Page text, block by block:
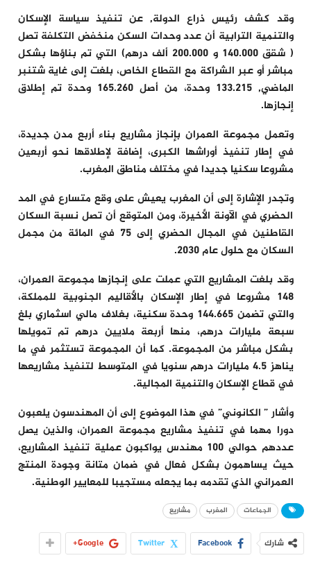
وقد كشف رئيس ذراع الدولة, عن تنفيذ سياسة الإسكان
والتنمية الترابية أن عدد وحدات السكن منخفض التكلفة تصل
( شقق 140.000 و 200.000 ألف درهم) التي تم بناؤها بشكل
مباشر أو عبر الشراكة مع القطاع الخاص، بلغت إلى غاية شتنبر
الماضي, 133.215 وحدة، من أصل 165.260 وحدة تم إطلاق
إنجازها.
وتعمل مجموعة العمران بإنجاز مشاريع بناء أربع مدن جديدة،
في إطار تنفيذ أوراشها الكبرى، إضافة لإطلاقها نحو أربعين
مشروعا سكنيا جديدا في مختلف مناطق المغرب.
وتجدر الإشارة إلى أن المغرب يعيش على وقع متسارع في المد
الحضري في الآونة الأخيرة، ومن المتوقع أن تصل نسبة السكان
القاطنين في المجال الحضري إلى 75 في المائة من مجمل
السكان مع حلول عام 2030.
وقد بلغت المشاريع التي عملت على إنجازها مجموعة العمران،
148 مشروعا في إطار الإسكان بالأقاليم الجنوبية للمملكة،
والتي تضمن 144.665 وحدة سكنية، بغلاف مالي اسثماري بلغ
سبعة مليارات درهم، منها أربعة ملايين درهم تم تمويلها
بشكل مباشر من المجموعة. كما أن المجموعة تستثمر في ما
يناهز 4.5 مليارات درهم سنويا في المتوسط لتنفيذ مشاريعها
في قطاع الإسكان والتنمية المجالية.
وأشار ” الكانوني” في هذا الموضوع إلى أن المهندسون يلعبون
دورا مهما في تنفيذ مشاريع مجموعة العمران، والذين يصل
عددهم حوالي 100 مهندس يواكبون عملية تنفيذ المشاريع،
حيث يساهمون بشكل فعال في ضمان متانة وجودة المنتج
العمراني الذي تقدمه بما يجعله مستجيبا للمعايير الوطنية.
الجماعات المغرب مشاريع
شارك Facebook
Twitter
Google+